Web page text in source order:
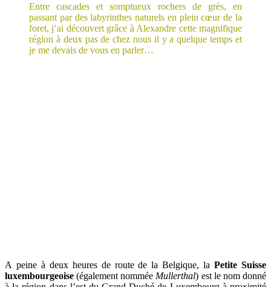
Entre cascades et somptueux rochers de grès, en
passant par des labyrinthes naturels en plein cœur de la
foret, j’ai découvert grâce à Alexandre cette magnifique
région à deux pas de chez nous il y a quelque temps et
je me devais de vous en parler…
A peine à deux heures de route de la Belgique, laPetite Suisse
luxembourgeoise (également nommée Mullerthal) est le nom donné